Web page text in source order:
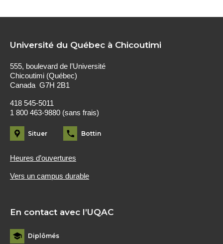
Université du Québec à Chicoutimi
555, boulevard de l’Université
Chicoutimi (Québec)
Canada G7H 2B1
418 545-5011
1 800 463-9880 (sans frais)
Situer Bottin
Heures d’ouvertures
Vers un campus durable
En contact avec l’UQAC
Diplômés